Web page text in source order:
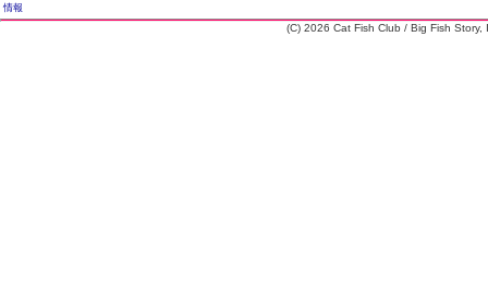
情報
(C) 2026 Cat Fish Club / Big Fish Story,